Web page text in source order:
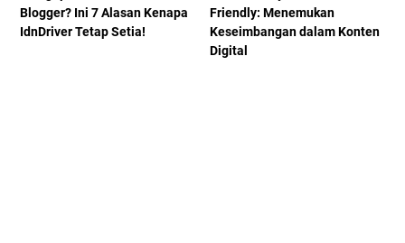
Blogger? Ini 7 Alasan Kenapa
IdnDriver Tetap Setia!
Friendly: Menemukan
Keseimbangan dalam Konten
Digital